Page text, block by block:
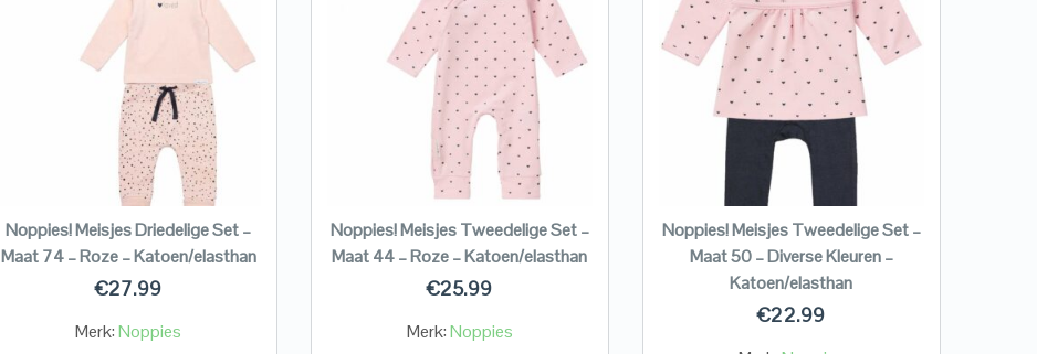
Noppies! Meisjes Driedelige Set –
Maat 74 – Roze – Katoen/elasthan
€27.99
Merk:Noppies
Noppies! Meisjes Tweedelige Set –
Maat 44 – Roze – Katoen/elasthan
€25.99
Merk:Noppies
Noppies! Meisjes Tweedelige Set –
Maat 50 – Diverse Kleuren –
Katoen/elasthan
€22.99